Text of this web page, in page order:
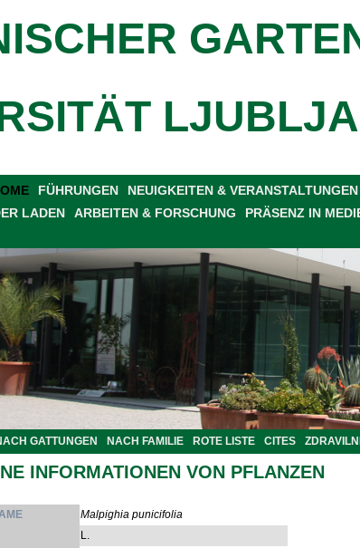
FÜHRUNGEN NEUIGKEITEN & VERANSTALTUNGEN
LADEN ARBEITEN & FORSCHUNG PRÄSENZ IN
GATTUNGEN NACH FAMILIE ROTE LISTE CITES
INFORMATIONEN VON PFLANZEN
Malpighia punicifolia
L.